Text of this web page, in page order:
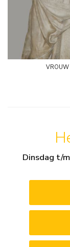
vrouw
Dinsdag t/